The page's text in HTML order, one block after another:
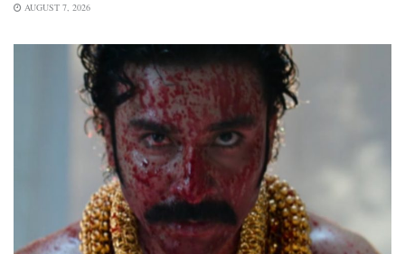
AUGUST 7, 2026